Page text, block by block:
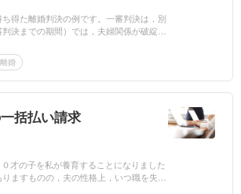
得た離婚判決の例です。一審判決は，別
決までの期間）では，夫婦関係が破綻し
離婚
括払い請求
才の子を私が養育することになりました
ますものの，夫の性格上，いつ職を失う